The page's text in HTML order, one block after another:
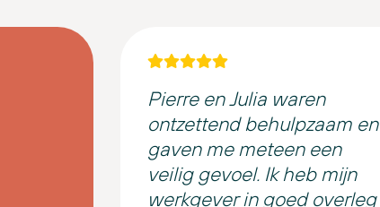
Pierre en Julia waren
ontzettend behulpzaam en
gaven me meteen een
veilig gevoel. Ik heb mijn
werkgever in goed overleg